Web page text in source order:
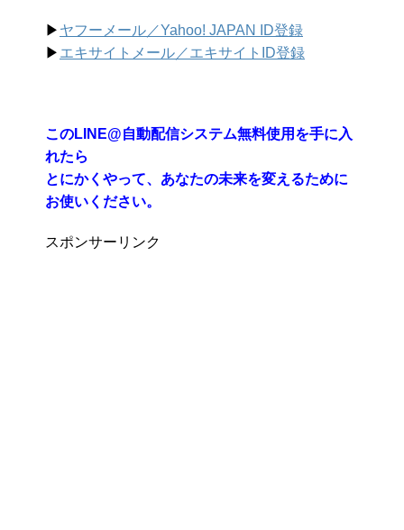
▶︎ ヤフーメール／Yahoo! JAPAN ID登録
▶︎ エキサイトメール／エキサイトID登録
このLINE@自動配信システム無料使用を手に入
れたら
とにかくやって、あなたの未来を変えるために
お使いください。
スポンサーリンク